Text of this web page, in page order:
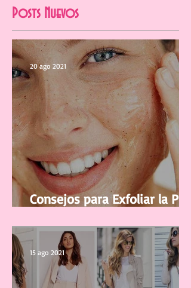
Posts Nuevos
Consejos para Exfoliar la Piel
20 ago 2021
15 ago 2021